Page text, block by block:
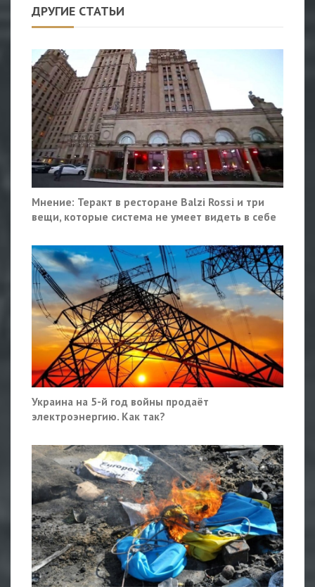
ДРУГИЕ СТАТЬИ
Мнение: Теракт в ресторане Balzi Rossi и три
вещи, которые система не умеет видеть в себе
Украина на 5-й год войны продаёт
электроэнергию. Как так?